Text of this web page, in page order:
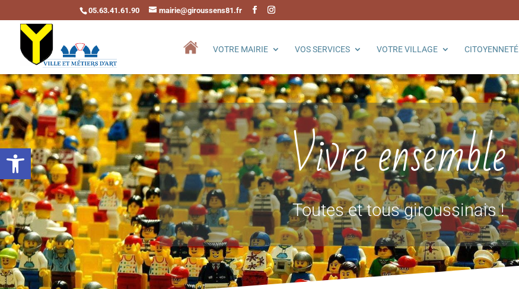
Ouvrir la barre d’outils
05.63.41.61.90 mairie@giroussens81.fr
VOTRE MAIRIE VOS SERVICES VOTRE VILLAGE CITOYENNETÉ
Vivre ensemble
Toutes et tous giroussinais !